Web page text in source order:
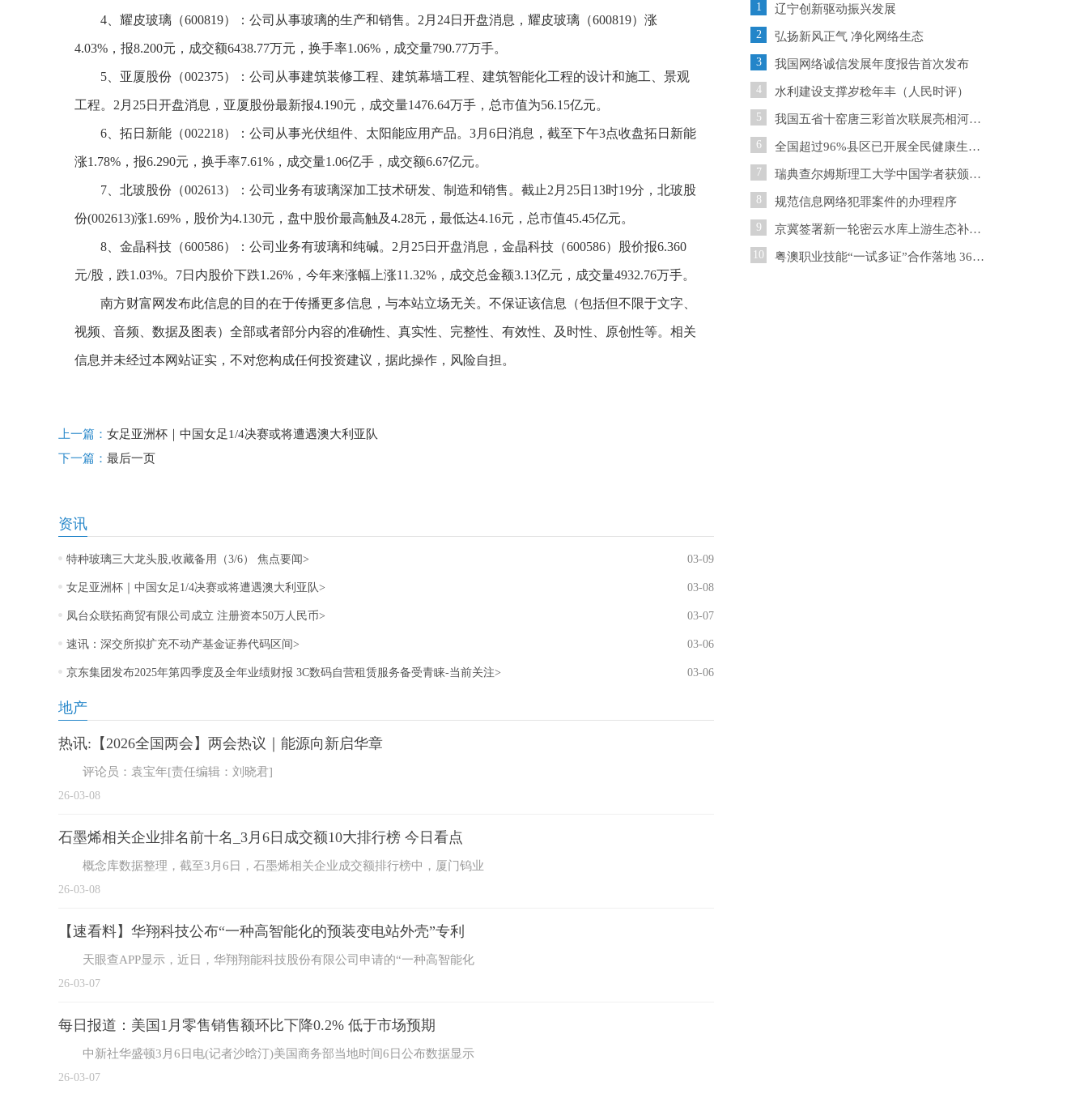
4、耀皮玻璃（600819）：公司从事玻璃的生产和销售。2月24日开盘消息，耀皮玻璃（600819）涨
4.03%，报8.200元，成交额6438.77万元，换手率1.06%，成交量790.77万手。
5、亚厦股份（002375）：公司从事建筑装修工程、建筑幕墙工程、建筑智能化工程的设计和施工、景观
工程。2月25日开盘消息，亚厦股份最新报4.190元，成交量1476.64万手，总市值为56.15亿元。
6、拓日新能（002218）：公司从事光伏组件、太阳能应用产品。3月6日消息，截至下午3点收盘拓日新能
涨1.78%，报6.290元，换手率7.61%，成交量1.06亿手，成交额6.67亿元。
7、北玻股份（002613）：公司业务有玻璃深加工技术研发、制造和销售。截止2月25日13时19分，北玻股
份(002613)涨1.69%，股价为4.130元，盘中股价最高触及4.28元，最低达4.16元，总市值45.45亿元。
8、金晶科技（600586）：公司业务有玻璃和纯碱。2月25日开盘消息，金晶科技（600586）股价报6.360
元/股，跌1.03%。7日内股价下跌1.26%，今年来涨幅上涨11.32%，成交总金额3.13亿元，成交量4932.76万手。
南方财富网发布此信息的目的在于传播更多信息，与本站立场无关。不保证该信息（包括但不限于文字、
视频、音频、数据及图表）全部或者部分内容的准确性、真实性、完整性、有效性、及时性、原创性等。相关
信息并未经过本网站证实，不对您构成任何投资建议，据此操作，风险自担。
上一篇： 女足亚洲杯｜中国女足1/4决赛或将遭遇澳大利亚队
下一篇： 最后一页
资讯
特种玻璃三大龙头股,收藏备用（3/6） 焦点要闻> 03-09
女足亚洲杯｜中国女足1/4决赛或将遭遇澳大利亚队> 03-08
凤台众联拓商贸有限公司成立 注册资本50万人民币> 03-07
速讯：深交所拟扩充不动产基金证券代码区间> 03-06
京东集团发布2025年第四季度及全年业绩财报 3C数码自营租赁服务备受青睐-当前关注> 03-06
地产
热讯:【2026全国两会】两会热议｜能源向新启华章
评论员：袁宝年[责任编辑：刘晓君]
26-03-08
石墨烯相关企业排名前十名_3月6日成交额10大排行榜 今日看点
概念库数据整理，截至3月6日，石墨烯相关企业成交额排行榜中，厦门钨业
26-03-08
【速看料】华翔科技公布“一种高智能化的预装变电站外壳”专利
天眼查APP显示，近日，华翔翔能科技股份有限公司申请的“一种高智能化
26-03-07
每日报道：美国1月零售销售额环比下降0.2% 低于市场预期
中新社华盛顿3月6日电(记者沙晗汀)美国商务部当地时间6日公布数据显示
26-03-07
1 辽宁创新驱动振兴发展
2 弘扬新风正气 净化网络生态
3 我国网络诚信发展年度报告首次发布
4 水利建设支撑岁稔年丰（人民时评）
5 我国五省十窑唐三彩首次联展亮相河南郑州
6 全国超过96%县区已开展全民健康生活方式行动
7 瑞典查尔姆斯理工大学中国学者获颁国际食品“青年科学家
8 规范信息网络犯罪案件的办理程序
9 京冀签署新一轮密云水库上游生态补偿协议
10 粤澳职业技能“一试多证”合作落地 36人饮“头啖汤”